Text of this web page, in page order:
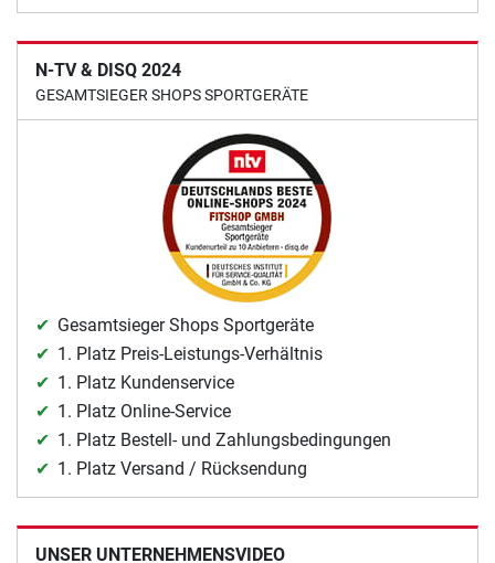
N-TV & DISQ 2024
GESAMTSIEGER SHOPS SPORTGERÄTE
Gesamtsieger Shops Sportgeräte
1. Platz Preis-Leistungs-Verhältnis
1. Platz Kundenservice
1. Platz Online-Service
1. Platz Bestell- und Zahlungsbedingungen
1. Platz Versand / Rücksendung
UNSER UNTERNEHMENSVIDEO